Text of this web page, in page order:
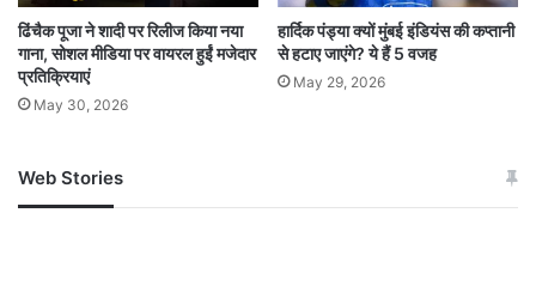
SpaceTechnology SRO
ThrustorFailure अंतरिक्ष प्रौद्योगिकी
अंतरिक्ष मिशन
इसरोमाइलस्टोन
ढिंचैक पूजा ने शादी पर रिलीज किया नया
गाना, सोशल मीडिया पर वायरल हुईं मजेदार
प्रतिक्रियाएं
May 30, 2026
हार्दिक पंड्या क्यों मुंबई इंडियंस की कप्तानी
से हटाए जाएंगे? ये हैं 5 वजह
May 29, 2026
Web Stories
जम्मू-कश्मीर में बारिश से
अपडेट
खाई में धक्का… आरोपियों ने